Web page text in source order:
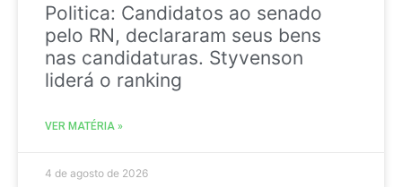
Politica: Candidatos ao senado
pelo RN, declararam seus bens
nas candidaturas. Styvenson
liderá o ranking
VER MATÉRIA »
4 de agosto de 2026